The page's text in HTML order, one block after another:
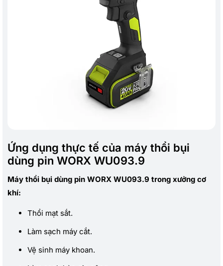
Ứng dụng thực tế của máy thổi bụi
dùng pin WORX WU093.9
Máy thổi bụi dùng pin WORX WU093.9 trong xưởng cơ
khí:
Thổi mạt sắt.
Làm sạch máy cắt.
Vệ sinh máy khoan.